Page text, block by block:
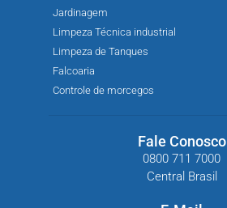
Jardinagem
Limpeza Técnica industrial
Limpeza de Tanques
Falcoaria
Controle de morcegos
Fale Conosco
0800 711 7000
Central Brasil